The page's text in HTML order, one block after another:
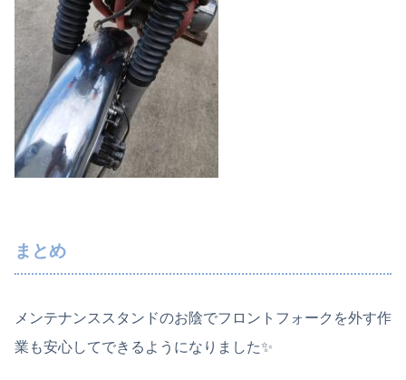
まとめ
メンテナンススタンドのお陰でフロントフォークを外す作
業も安心してできるようになりました✨